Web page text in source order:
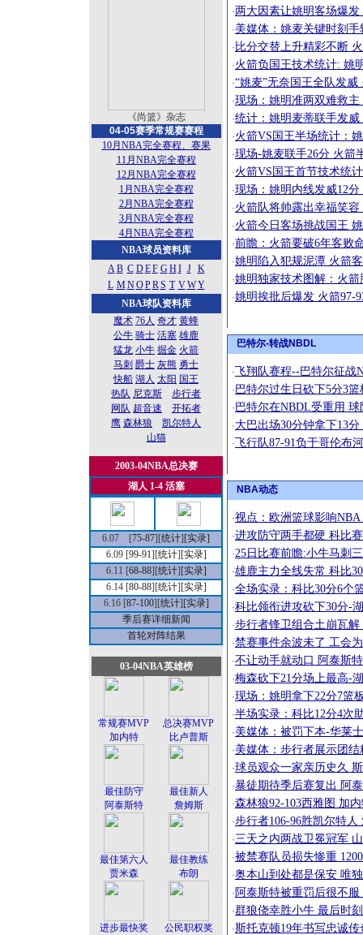
《尚篮》杂志
04-05赛季常规赛赛程
10月NBA完全赛程、赛果
11月NBA完全赛程
12月NBA完全赛程
1月NBA完全赛程
2月NBA完全赛程
3月NBA完全赛程
4月NBA完全赛程
NBA球员资料库
AB C DEF GHI J
K
L MNOPRS T VWY
NBA球队资料库
魔术 76人 奇才 黄蜂
公牛 骑士 活塞 雄鹿
猛龙 小牛 掘金 火箭
马刺 爵士 灰熊 勇士
快船 湖人 太阳 国王
热队 尼克斯
步行者
网队 超音速
开拓者
鹰 森林狼
凯尔特人
山猫
2003-04NBA总决赛
湖人 1-4 活塞
6.07 [75-87][统计] [实录]
6.09 [99-91][统计][实录]
6.11 [68-88][统计] [实录]
6.14 [80-88][统计][实录]
6.16 [87-100][统计] [实录]
季后赛详细新闻
首轮对阵结果
03-04NBA英雄榜
常规赛MVP
加内特
总决赛MVP
比卢普斯
最佳防守
阿泰斯特
最佳新人
詹姆斯
最佳第六人
贾米森
最佳教练
布朗
进步最快奖
公民职权奖
·两大因素让姚明客场爆
·美媒体：姚麦关键时刻
· 比分交替上升精彩不断
·火箭负国王技术统计: 姚
·“姚麦”无奈国王全队发
·现场：姚明准两双难救
·统计：姚明麦蒂联手发
·火箭VS国王半场统计：
·现场-姚麦联手26分 火箭
·火箭VS国王首节技术统
·现场：姚明内线发威12
·火箭队将帅露出幸福笑
·火箭今日客场挑战国王
·前瞻：火箭要破6年客败
·姚明陷入犯规泥潭 火箭
·姚明独家技术图解：火
·姚明挨批后爆发 火箭97-
巴特尔-转战NBDL
·飞翔队赛程--巴特尔征战
·巴特尔过生日砍下5分3
·巴特尔在NBDL受重用
·大巴出场30分钟拿下13
·飞行队87-91负于哥伦布
NBA动态
·视点：欧洲篮球影响
·进攻防守两手都硬 科比
·25日比赛前瞻:小牛马刺
·雄鹿主力全线失常 科比
·全场实录：科比30分6个
·科比领衔进攻砍下30分-
·步行者锋卫组合土崩瓦
·禁赛事件余波未了 工会
·不让动手就动口 阿泰斯
·梅森砍下21分场上最高-
·现场：姚明拿下22分7篮
·半场实录：科比12分4次
·美媒体：被罚下本-华莱
·美媒体：步行者展示团
·球员观众一家亲历史久
·暴徒期待季后赛复出 阿
·森林狼92-103西雅图 加
·步行者106-96胜凯尔特
·三天之内两战卫冕冠军
·被禁赛队员损失惨重
·奥本山到处都是保安 唯
· 阿泰斯特被重罚后很不
·群狼侥幸胜小牛 最后时
·斯托克顿19年书写忠诚